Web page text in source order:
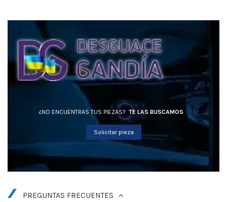
¿NO ENCUENTRAS TUS PIEZAS? TE LAS BUSCAMOS
Solicitar pieza
PREGUNTAS FRECUENTES